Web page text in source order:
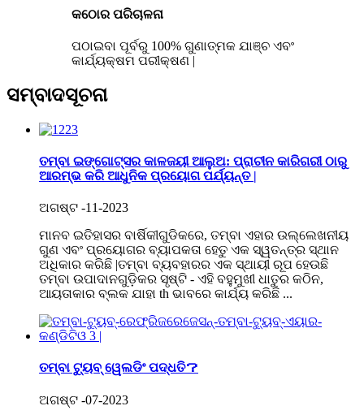
କଠୋର ପରିଚାଳନା
ପଠାଇବା ପୂର୍ବରୁ 100% ଗୁଣାତ୍ମକ ଯାଞ୍ଚ ଏବଂ
କାର୍ଯ୍ୟକ୍ଷମ ପରୀକ୍ଷଣ |
ସମ୍ବାଦସୂଚନା
ତମ୍ବା ଇଙ୍ଗୋଟ୍ସର କାଳଜୟୀ ଆଲୁଅ: ପ୍ରାଚୀନ କାରିଗରୀ ଠାରୁ
ଆରମ୍ଭ କରି ଆଧୁନିକ ପ୍ରୟୋଗ ପର୍ଯ୍ୟନ୍ତ |
ଅଗଷ୍ଟ -11-2023
ମାନବ ଇତିହାସର ବାର୍ଷିକୀଗୁଡିକରେ, ତମ୍ବା ଏହାର ଉଲ୍ଲେଖନୀୟ
ଗୁଣ ଏବଂ ପ୍ରୟୋଗର ବ୍ୟାପକତା ହେତୁ ଏକ ସ୍ୱତନ୍ତ୍ର ସ୍ଥାନ
ଅଧିକାର କରିଛି |ତମ୍ବା ବ୍ୟବହାରର ଏକ ସ୍ଥାୟୀ ରୂପ ହେଉଛି
ତମ୍ବା ଉପାଦାନଗୁଡ଼ିକର ସୃଷ୍ଟି - ଏହି ବହୁମୁଖୀ ଧାତୁର କଠିନ,
ଆୟତାକାର ବ୍ଲକ ଯାହା th ଭାବରେ କାର୍ଯ୍ୟ କରିଛି ...
ତମ୍ବା ଟ୍ୟୁବ୍ ୱେଲଡିଂ ପଦ୍ଧତି？
ଅଗଷ୍ଟ -07-2023